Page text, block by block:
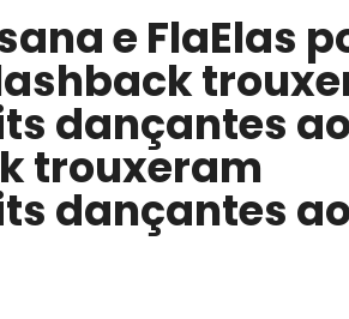
dançantes
trouxeram
dançantes